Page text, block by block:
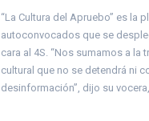
“La Cultura del Apruebo” es la
autoconvocados que se
cara al 4S. “Nos sumamos a la
cultural que no se detendrá ni
desinformación”, dijo su